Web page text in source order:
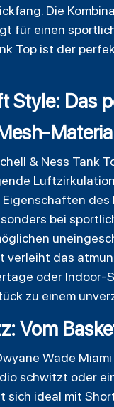
Die
für einen
Top ist der
Style: Das
& Ness Tank
des
bei
verleiht das
oder
zu einem
Vom
Wade
schwitzt oder
sich ideal mit